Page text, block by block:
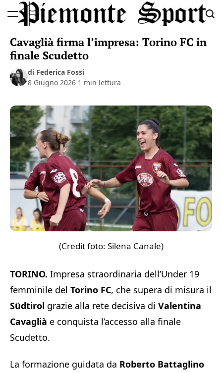
to
Sport
Cavaglià firma l’impresa: Torino FC in
finale Scudetto
di Federica Fossi
8 Giugno 2026 1 min lettura
(Credit foto: Silena Canale)
TORINO. Impresa straordinaria dell’Under 19
femminile del Torino FC, che supera di misura il
Südtirol grazie alla rete decisiva di Valentina
Cavaglià e conquista l’accesso alla finale
Scudetto.
La formazione guidata da Roberto Battaglino